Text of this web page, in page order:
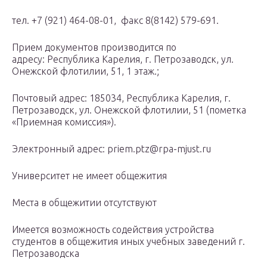
тел. +7 (921) 464-08-01, факс 8(8142) 579-691.
Прием документов производится по
адресу: Республика Карелия, г. Петрозаводск, ул.
Онежской флотилии, 51, 1 этаж.;
Почтовый адрес: 185034, Республика Карелия, г.
Петрозаводск, ул. Онежской флотилии, 51 (пометка
«Приемная комиссия»).
Электронный адрес: priem.ptz@rpa-mjust.ru
Университет не имеет общежития
Места в общежитии отсутствуют
Имеется возможность содействия устройства
студентов в общежития иных учебных заведений г.
Петрозаводска